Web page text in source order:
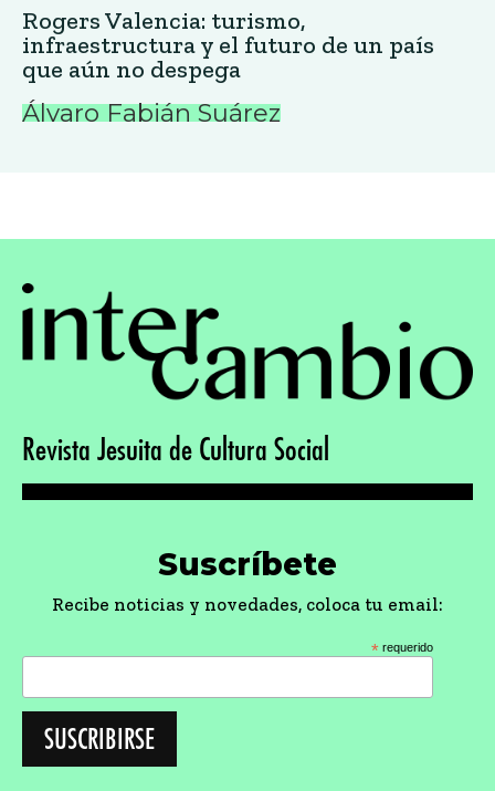
Rogers Valencia: turismo,
infraestructura y el futuro de un país
que aún no despega
Álvaro Fabián Suárez
Revista Jesuita de Cultura Social
Suscríbete
Recibe noticias y novedades, coloca tu email:
* requerido